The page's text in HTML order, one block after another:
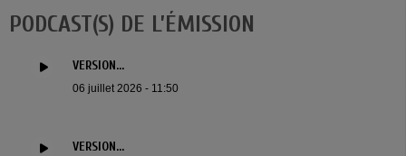
PODCAST(S) DE L’ÉMISSION
VERSION...
06 juillet 2026 - 11:50
VERSION...